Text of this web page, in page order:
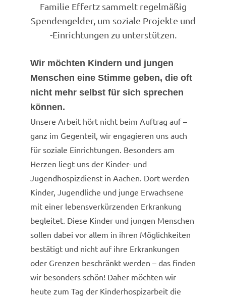
Familie Effertz sammelt regelmäßig
Spendengelder, um soziale Projekte und
-Einrichtungen zu unterstützen.
Wir möchten Kindern und jungen
Menschen eine Stimme geben, die oft
nicht mehr selbst für sich sprechen
können.
Unsere Arbeit hört nicht beim Auftrag auf –
ganz im Gegenteil, wir engagieren uns auch
für soziale Einrichtungen. Besonders am
Herzen liegt uns der Kinder- und
Jugendhospizdienst in Aachen. Dort werden
Kinder, Jugendliche und junge Erwachsene
mit einer lebensverkürzenden Erkrankung
begleitet. Diese Kinder und jungen Menschen
sollen dabei vor allem in ihren Möglichkeiten
bestätigt und nicht auf ihre Erkrankungen
oder Grenzen beschränkt werden – das finden
wir besonders schön! Daher möchten wir
heute zum Tag der Kinderhospizarbeit die